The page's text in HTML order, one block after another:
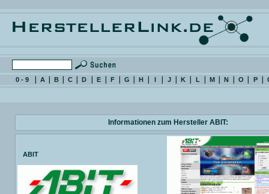
0 - 9 A B C D E F G H I J K L M N O P
Informationen zum Hersteller ABIT:
ABIT